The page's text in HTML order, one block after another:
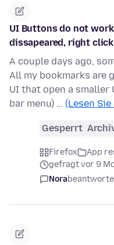
UI Buttons do not
dissapeared, right
A couple days ago,
All my bookmarks are
UI that open a smaller
bar menu) … (Lesen Sie
Gesperrt
Firefox
App
gefragt vor 9
Nora